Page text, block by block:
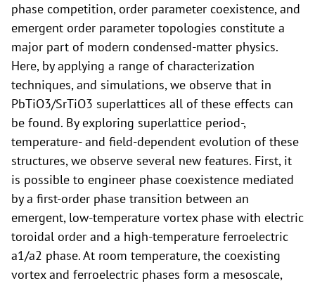
phase competition, order parameter coexistence, and
emergent order parameter topologies constitute a
major part of modern condensed-matter physics.
Here, by applying a range of characterization
techniques, and simulations, we observe that in
PbTiO3/SrTiO3 superlattices all of these effects can
be found. By exploring superlattice period-,
temperature- and field-dependent evolution of these
structures, we observe several new features. First, it
is possible to engineer phase coexistence mediated
by a first-order phase transition between an
emergent, low-temperature vortex phase with electric
toroidal order and a high-temperature ferroelectric
a1/a2 phase. At room temperature, the coexisting
vortex and ferroelectric phases form a mesoscale,